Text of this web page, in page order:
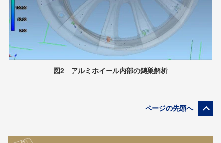
図2 アルミホイール内部の鋳巣解析